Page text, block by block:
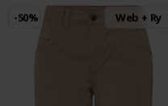
-50% Web + Ry